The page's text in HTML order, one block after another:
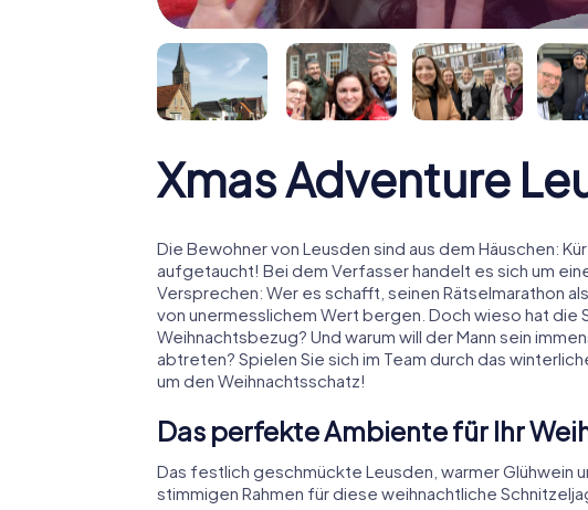
Xmas Adventure
Die Bewohner von Leusden sind aus dem Häuschen:
aufgetaucht! Bei dem Verfasser handelt es sich um
Versprechen: Wer es schafft, seinen Rätselmarathon
von unermesslichem Wert bergen. Doch wieso hat die
Weihnachtsbezug? Und warum will der Mann sein
abtreten? Spielen Sie sich im Team durch das
um den Weihnachtsschatz!
Das perfekte Ambiente für Ihr
Das festlich geschmückte Leusden, warmer Glühwein
stimmigen Rahmen für diese weihnachtliche